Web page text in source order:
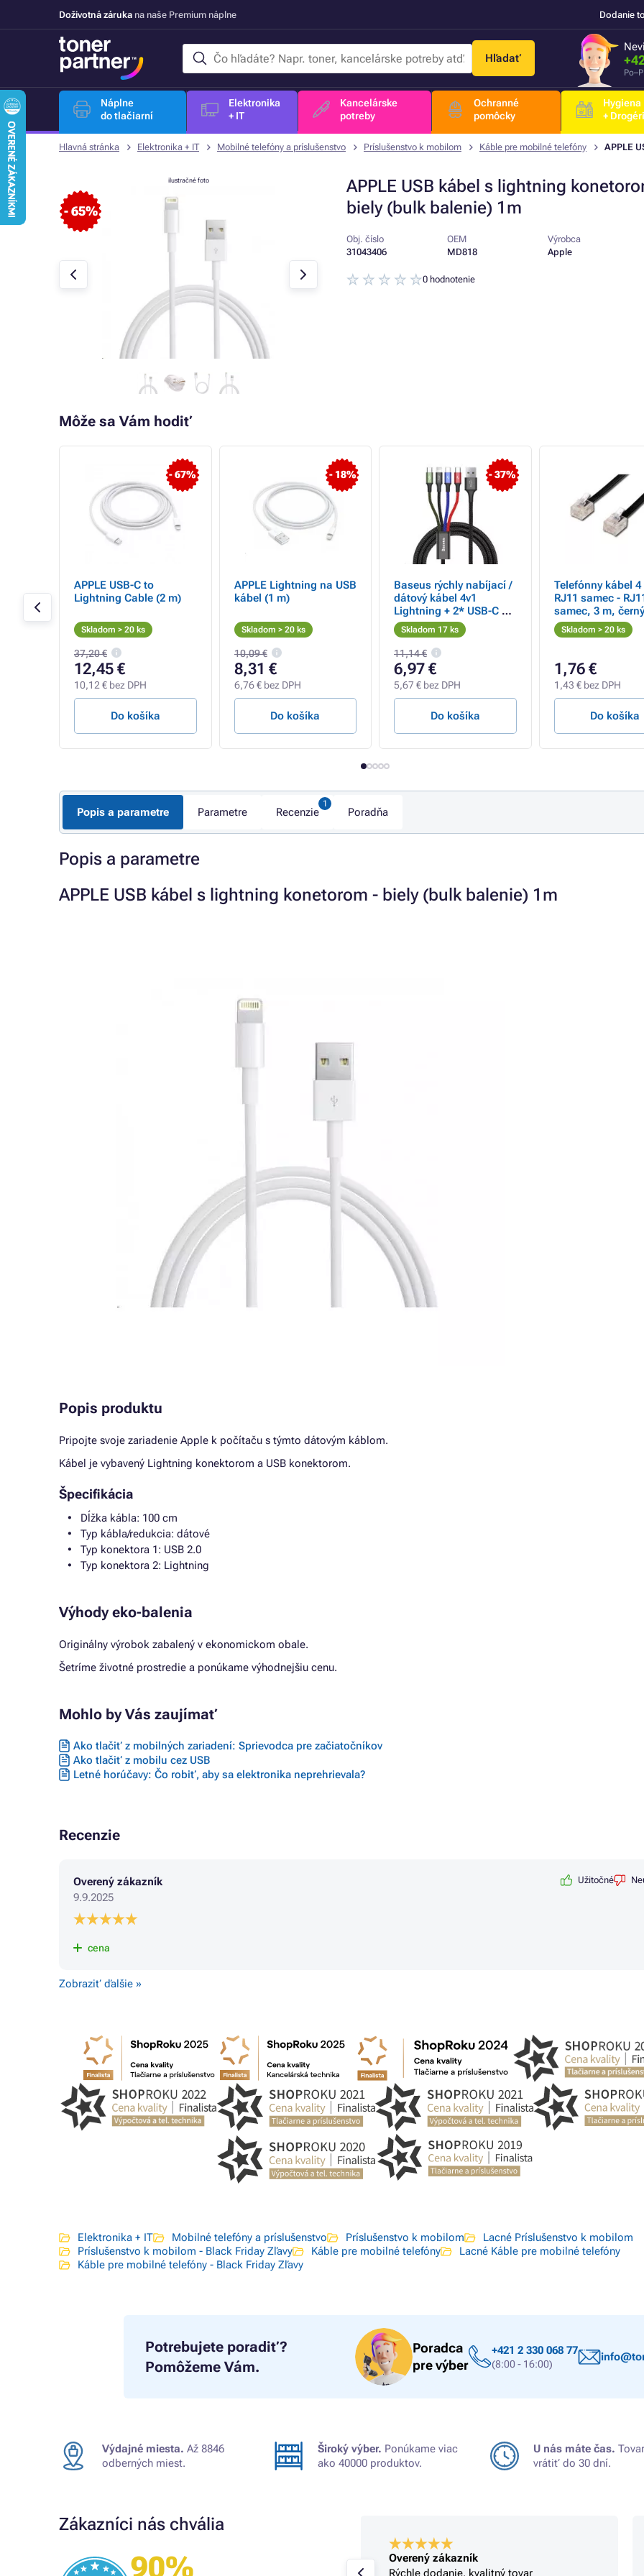
Doživotná záruka na naše Premium náplne Dodanie
Hľadať
Náplne
do tlačiarní
Elektronika
+ IT
Kancelárske
potreby
Ochranné
pomôcky
Hygiena
+
Hlavná stránka Elektronika + IT Mobilné telefóny a príslušenstvo Príslušenstvo k mobilom Káble pre mobilné telefóny APPLE
APPLE USB kábel s lightning
biely (bulk balenie) 1m
- 65%
ilustračné foto
Obj. číslo
31043406
OEM
MD818
Výrobca
Apple
0 hodnotenie
Môže sa Vám hodiť
2m,
- 67%
APPLE USB-C to
Lightning Cable (2 m)
Skladom > 20 ks
37,20 €
12,45 €
10,12 € bez DPH
Do košíka
- 18%
APPLE Lightning na USB
kábel (1 m)
Skladom > 20 ks
10,09 €
8,31 €
6,76 € bez DPH
Do košíka
- 37%
Baseus rýchly nabíjací /
dátový kábel 4v1
Lightning + 2* USB-C +
Micro USB 3, 5A 1, 2m,
čierna
Skladom 17 ks
11,14 €
6,97 €
5,67 € bez DPH
Do košíka
Telefónny kábel 4
RJ11 samec -
samec, 3 m,
ADSL modem,
DOPRADE
Skladom > 20 ks
1,76 €
1,43 € bez DPH
Do košíka
Popis a parametre Parametre Recenzie Poradňa
Popis a parametre
APPLE USB kábel s lightning konetorom - biely (bulk balenie) 1m
Popis produktu
Pripojte svoje zariadenie Apple k počítaču s týmto dátovým káblom.
Kábel je vybavený Lightning konektorom a USB konektorom.
Špecifikácia
Dĺžka kábla: 100 cm
Typ kábla/redukcia: dátové
Typ konektora 1: USB 2.0
Typ konektora 2: Lightning
Výhody eko-balenia
Originálny výrobok zabalený v ekonomickom obale.
Šetríme životné prostredie a ponúkame výhodnejšiu cenu.
Mohlo by Vás zaujímať
Ako tlačiť z mobilných zariadení: Sprievodca pre začiatočníkov
Ako tlačiť z mobilu cez USB
Letné horúčavy: Čo robiť, aby sa elektronika neprehrievala?
Recenzie
Overený zákazník
9.9.2025
Užitočné
cena
Zobraziť ďalšie »
Elektronika + IT Mobilné telefóny a príslušenstvo Príslušenstvo k mobilom
Lacné Príslušenstvo k mobilom
Príslušenstvo k mobilom - Black Friday Zľavy
Káble pre mobilné telefóny
Lacné Káble pre mobilné telefóny
Káble pre mobilné telefóny - Black Friday Zľavy
Potrebujete poradiť?
Pomôžeme Vám.
Poradca
pre výber
+421 2 330 068 77
(8:00 - 16:00)
Výdajné miesta. Až 8846
odberných miest.
Široký výber. Ponúkame viac
ako 40000 produktov.
U nás máte čas.
vrátiť do 30 dní.
Zákazníci nás chvália
90%
Overený zákazník
Overený zákazník
Rýchle dodanie, kvalitný tovar